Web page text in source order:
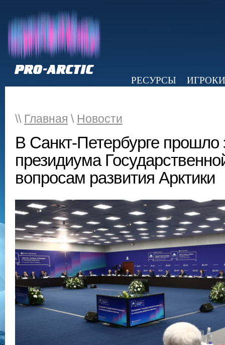
РЕСУРСЫ
ИГРОКИ
\\ Главная \ Новости
В Санкт-Петербурге прошло
президиума
вопросам развития Арктики